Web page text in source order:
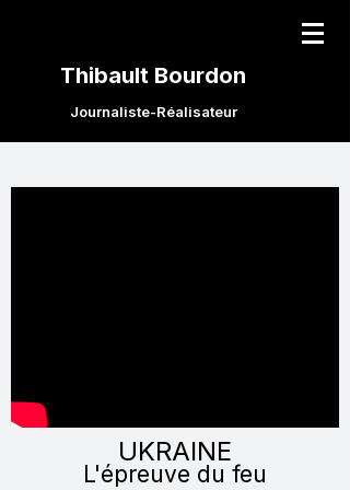
Thibault Bourdon
Journaliste-Réalisateur
UKRAINE
L'épreuve du feu